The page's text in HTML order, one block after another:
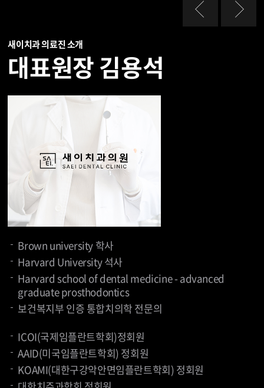
새이치과 의료진 소개
대표원장 김용석
Brown university 학사
Harvard University 석사
Harvard school of dental medicine - advanced
graduate prosthodontics
보건복지부 인증 통합치의학 전문의
ICOI(국제임플란트학회)정회원
AAID(미국임플란트학회) 정회원
KOAMI(대한구강악안면임플란트학회) 정회원
보건복지부 인증 치과교정과 전문의
한국성장기치과교정연구회 편집이사
대한치과교정학회 인정의
치과교정학 석사
치과교정학 박사과정
대한치과교정학회 정회원
미국 치과교정학회(AAO) 회원
보건복지부 인증 치과교정과 전문의
약력 소개 준비중입니다.
치과보존과전문의
약력 소개 준비중입니다.
통합치의학전문의
약력 소개 준비중입니다.
준비중입니다.